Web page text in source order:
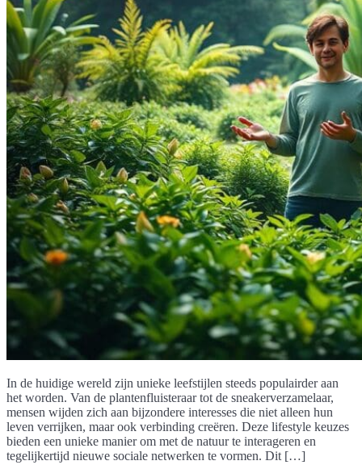
In de huidige wereld zijn unieke leefstijlen steeds populairder aan
het worden. Van de plantenfluisteraar tot de sneakerverzamelaar,
mensen wijden zich aan bijzondere interesses die niet alleen hun
leven verrijken, maar ook verbinding creëren. Deze lifestyle keuzes
bieden een unieke manier om met de natuur te interageren en
tegelijkertijd nieuwe sociale netwerken te vormen. Dit […]